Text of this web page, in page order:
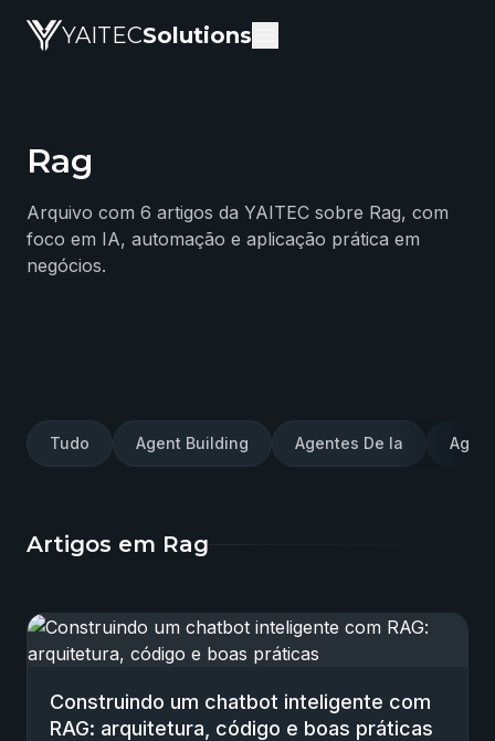
YAITECSolutions
Blog da YAITEC Solutions — artigos técnicos sobre
Rag
Arquivo com 6 artigos da YAITEC sobre Rag, com
foco em IA, automação e aplicação prática em
negócios.
Tudo Agent Building Agentes De Ia
Artigos em Rag
Construindo um chatbot inteligente com
RAG: arquitetura, código e boas práticas